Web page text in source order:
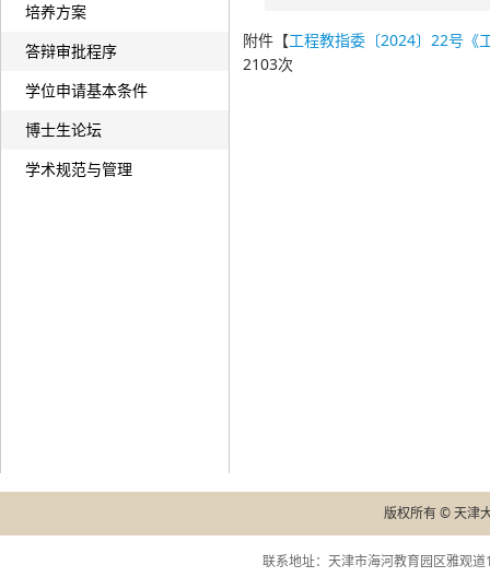
培养方案
答辩审批程序
学位申请基本条件
博士生论坛
学术规范与管理
附件【工程教指委〔2024〕22号《
2103次
版权所有 © 天津
联系地址：天津市海河教育园区雅观